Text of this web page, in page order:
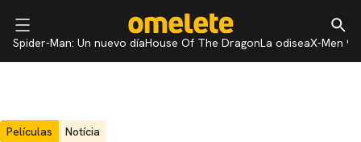
Spider-Man: Un nuevo díaHouse Of The DragonLa odiseaX-Men 97
Películas Notícia